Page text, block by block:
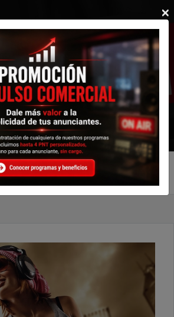
Artísticas Personalizables
URBAN HITS
×